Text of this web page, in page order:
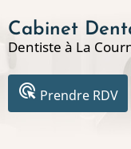
au
contenu
Cabinet
Dentiste à La
ads_click Prendre RDV